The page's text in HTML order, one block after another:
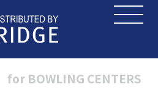
for BOWLING CENTERS